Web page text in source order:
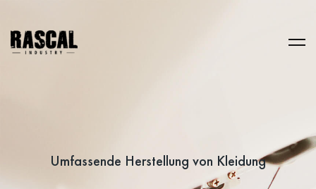
Umfassende Herstellung von Kleidung